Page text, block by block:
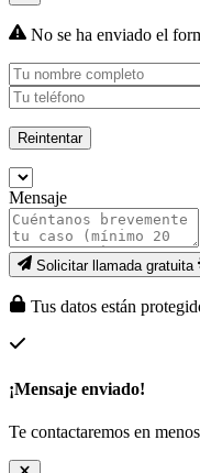
No se ha enviado el
Reintentar
Mensaje
Solicitar llamada gratuita
Tus datos están
¡Mensaje enviado!
Te contactaremos en